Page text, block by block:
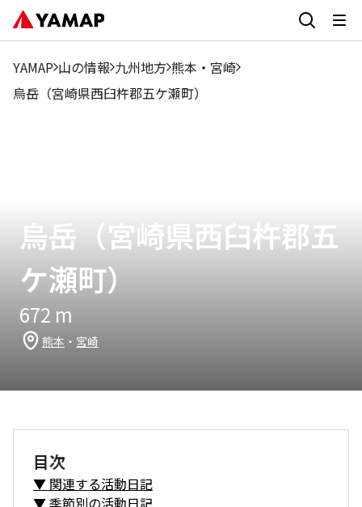
YAMAP 山の情報 九州地方 熊本 ・ 宮崎
烏岳（宮崎県西臼杵郡五ケ瀬町）
烏岳（宮崎県西臼杵郡五
ケ瀬町）
672 m
熊本 ・ 宮崎
目次
▼ 関連する活動日記
▼季節別の活動日記